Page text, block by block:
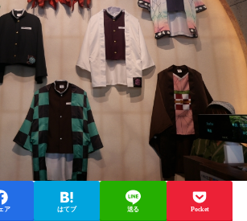
ア はてブ 送る Pocket